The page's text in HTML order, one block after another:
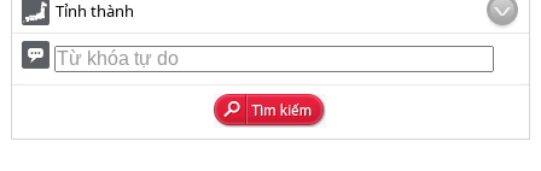
Tỉnh thành